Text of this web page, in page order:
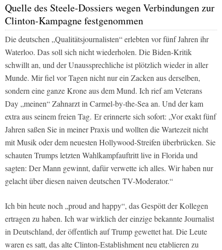
Quelle des Steele-Dossiers wegen Verbindungen zur
Clinton-Kampagne festgenommen
Die deutschen „Qualitätsjournalisten“ erlebten vor fünf Jahren ihr
Waterloo. Das soll sich nicht wiederholen. Die Biden-Kritik
schwillt an, und der Unaussprechliche ist plötzlich wieder in aller
Munde. Mir fiel vor Tagen nicht nur ein Zacken aus derselben,
sondern eine ganze Krone aus dem Mund. Ich rief am Veterans
Day „meinen“ Zahnarzt in Carmel-by-the-Sea an. Und der kam
extra aus seinem freien Tag. Er erinnerte sich sofort: „Vor exakt fünf
Jahren saßen Sie in meiner Praxis und wollten die Wartezeit nicht
mit Musik oder dem neuesten Hollywood-Streifen überbrücken. Sie
schauten Trumps letzten Wahlkampfauftritt live in Florida und
sagten: Der Mann gewinnt, dafür verwette ich alles. Wir haben nur
gelacht über diesen naiven deutschen TV-Moderator.“
Ich bin heute noch „proud and happy“, das Gespött der Kollegen
ertragen zu haben. Ich war wirklich der einzige bekannte Journalist
in Deutschland, der öffentlich auf Trump gewettet hat. Die Leute
waren es satt, das alte Clinton-Establishment neu etablieren zu